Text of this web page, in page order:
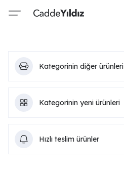
Kategorinin diğer ürünleri
Kategorinin yeni ürünleri
Hızlı teslim ürünler